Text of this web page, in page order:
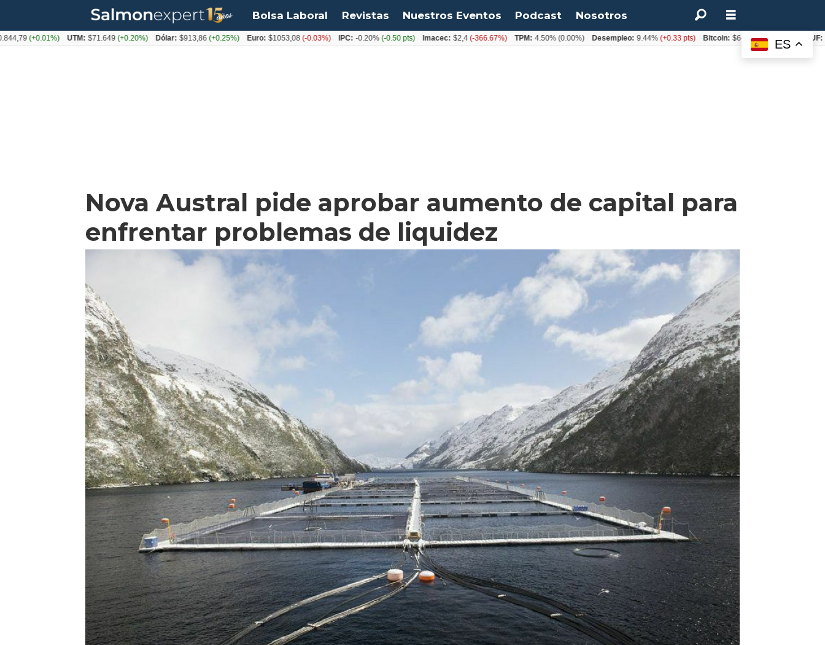
Bolsa Laboral Revistas Nuestros Eventos Podcast Nosotros
Nova Austral pide aprobar aumento de capital para
enfrentar problemas de liquidez
ES
(+0.01%) UTM: $71.649(+0.20%) Dólar: $913,86(+0.25%) Euro: $1053,08(-0.03%) IPC: -0.20%(-0.50 pts) Imacec: $2,4(-366.67%) TPM: 4.50%(0.00%) Desempleo: 9.44%(+0.33 pts) Bitcoin: $64.600,08 (+2.93%)